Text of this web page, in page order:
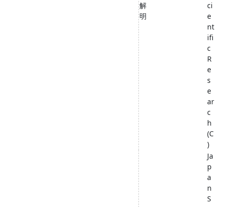
解
明
ci
e
nt
ifi
c
R
e
s
e
ar
c
h
(C
)
Ja
p
a
n
S